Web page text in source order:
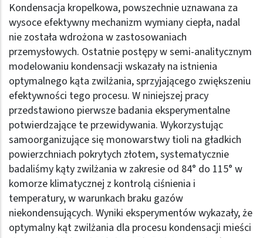
Kondensacja kropelkowa, powszechnie uznawana za
wysoce efektywny mechanizm wymiany ciepła, nadal
nie została wdrożona w zastosowaniach
przemysłowych. Ostatnie postępy w semi-analitycznym
modelowaniu kondensacji wskazały na istnienia
optymalnego kąta zwilżania, sprzyjającego zwiększeniu
efektywności tego procesu. W niniejszej pracy
przedstawiono pierwsze badania eksperymentalne
potwierdzające te przewidywania. Wykorzystując
samoorganizujące się monowarstwy tioli na gładkich
powierzchniach pokrytych złotem, systematycznie
badaliśmy kąty zwilżania w zakresie od 84° do 115° w
komorze klimatycznej z kontrolą ciśnienia i
temperatury, w warunkach braku gazów
niekondensujących. Wyniki eksperymentów wykazały, że
optymalny kąt zwilżania dla procesu kondensacji mieści